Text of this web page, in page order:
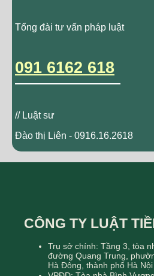
Tổng đài tư vấn pháp luật
091 6162 618
// Luật sư
Đào thị Liên - 0916.16.2618
CÔNG TY LUẬT
Trụ sở chính: Tầng 3, tòa
đường Quang Trung,
Hà Đông, thành phố Hà Nội